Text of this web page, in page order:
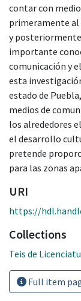
contar con
primeramente al
y posteriormente
importante
comunicación y
esta
estado de
medios de
los alrededores
el desarrollo
pretende
para las zonas
URI
https://
Collections
Teis de
Full item